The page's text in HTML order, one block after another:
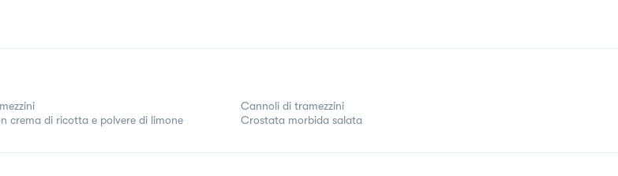
crema di ricotta e polvere di limone
Cannoli di tramezzini
Crostata morbida salata